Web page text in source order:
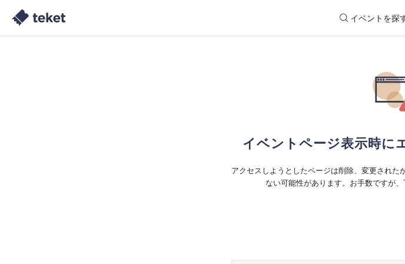
イベントを探
イベントページ表示時に
アクセスしようとしたページは削除、変更された
ない可能性があります。お手数ですが